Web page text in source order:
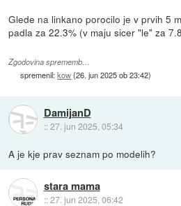
Glede na linkano porocilo je v prvih 5
padla za 22.3% (v maju sicer "le" za
Zgodovina sprememb…
spremenil:kow(26. jun 2025 ob 23:42)
DamijanD
::27. jun 2025, 05:34
A je kje prav seznam po modelih?
stara mama
::27. jun 2025, 06:42